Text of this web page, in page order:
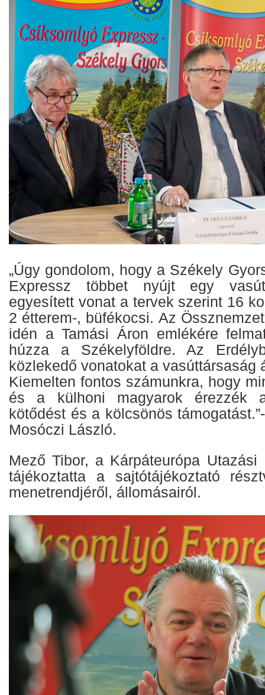
„Úgy gondolom, hogy a Székely
Expressz többet nyújt egy
egyesített vonat a tervek szerint 16
2 étterem-, büfékocsi. Az
idén a Tamási Áron emlékére
húzza a Székelyföldre. Az
közlekedő vonatokat a vasúttársaság
Kiemelten fontos számunkra, hogy
és a külhoni magyarok érezzék
kötődést és a kölcsönös
Mosóczi László.
Mező Tibor, a Kárpáteurópa Utazási
tájékoztatta a sajtótájékoztató
menetrendjéről, állomásairól.